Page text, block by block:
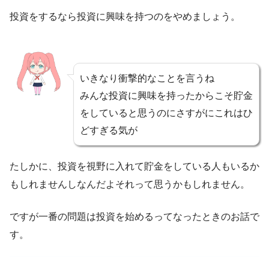
投資をするなら投資に興味を持つのをやめましょう。
いきなり衝撃的なことを言うね
みんな投資に興味を持ったからこそ貯金
をしていると思うのにさすがにこれはひ
どすぎる気が
たしかに、投資を視野に入れて貯金をしている人もいるか
もしれませんしなんだよそれって思うかもしれません。
ですが一番の問題は投資を始めるってなったときのお話で
す。